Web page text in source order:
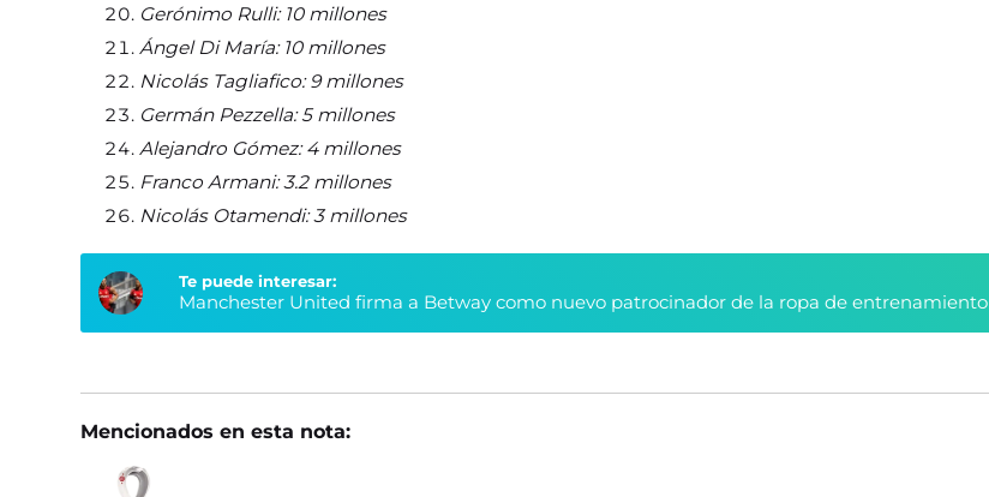
Gerónimo Rulli: 10 millones
Ángel Di María: 10 millones
Nicolás Tagliafico: 9 millones
Germán Pezzella: 5 millones
Alejandro Gómez: 4 millones
Franco Armani: 3.2 millones
Nicolás Otamendi: 3 millones
Te puede interesar:
Manchester United firma a Betway como nuevo patrocinador de la ropa de entrenamiento
Mencionados en esta nota: